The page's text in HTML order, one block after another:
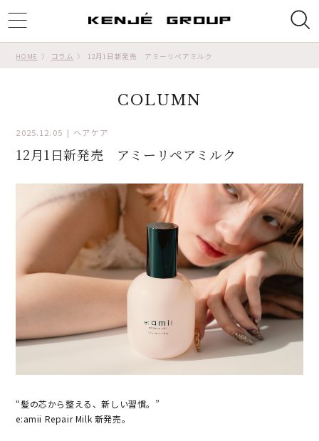
HOME コラム 12月1日新発売 アミーリペアミルク
COLUMN
2025.12.05 ヘアケア
12月1日新発売 アミーリペアミルク
“髪の芯から整える、新しい習慣。”
e:amii Repair Milk 新発売。